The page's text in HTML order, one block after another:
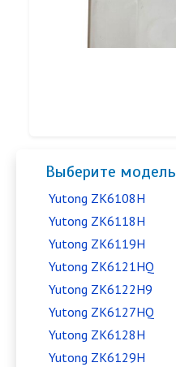
Выберите модель
Yutong ZK6108H
Yutong ZK6118H
Yutong ZK6119H
Yutong ZK6121HQ
Yutong ZK6122H9
Yutong ZK6127HQ
Yutong ZK6128H
Yutong ZK6129H